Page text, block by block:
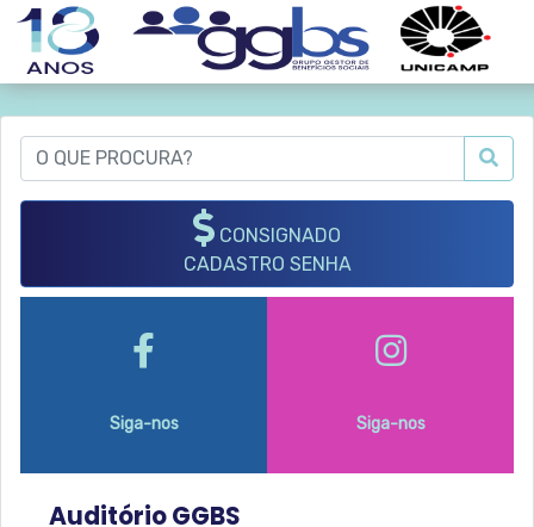
CONSIGNADO
CADASTRO SENHA
Siga-nos Siga-nos
Auditório GGBS